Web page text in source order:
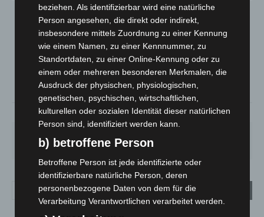
LANGENHAGEN
Bedeckt
24.4°C °
23.3
38% 4.9m/s 85%
25° 25° 26°
beziehen. Als identifizierbar wird eine natürliche
Person angesehen, die direkt oder indirekt,
insbesondere mittels Zuordnung zu einer Kennung
wie einem Namen, zu einer Kennnummer, zu
Standortdaten, zu einer Online-Kennung oder zu
einem oder mehreren besonderen Merkmalen, die
Ausdruck der physischen, physiologischen,
genetischen, psychischen, wirtschaftlichen,
kulturellen oder sozialen Identität dieser natürlichen
Person sind, identifiziert werden kann.
b) betroffene Person
Betroffene Person ist jede identifizierte oder
identifizierbare natürliche Person, deren
personenbezogene Daten von dem für die
Verarbeitung Verantwortlichen verarbeitet werden.